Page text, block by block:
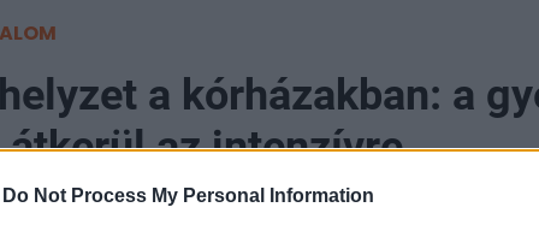
Do Not Process My Personal Information
a kórházakban: a
átkerül az intenzívre